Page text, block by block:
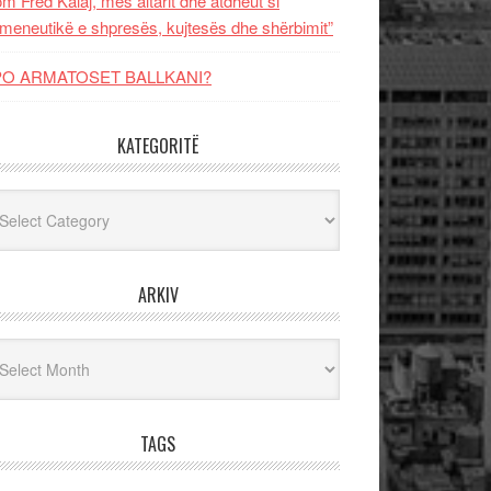
e shpresës, kujtesës dhe shërbimit”
ARMATOSET BALLKANI?
KATEGORITË
ARKIV
TAGS